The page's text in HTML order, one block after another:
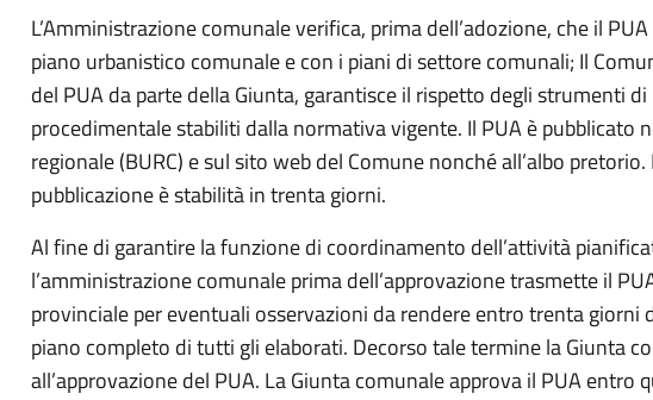
L’Amministrazione comunale verifica, prima dell’adozione, che il
piano urbanistico comunale e con i piani di settore comunali; Il
del PUA da parte della Giunta, garantisce il rispetto degli strumenti
procedimentale stabiliti dalla normativa vigente. Il PUA è pubblicato
regionale (BURC) e sul sito web del Comune nonché all’albo pretorio.
pubblicazione è stabilità in trenta giorni.
Al fine di garantire la funzione di coordinamento dell’attività
l’amministrazione comunale prima dell’approvazione trasmette il
provinciale per eventuali osservazioni da rendere entro trenta giorni
piano completo di tutti gli elaborati. Decorso tale termine la Giunta
all’approvazione del PUA. La Giunta comunale approva il PUA entro